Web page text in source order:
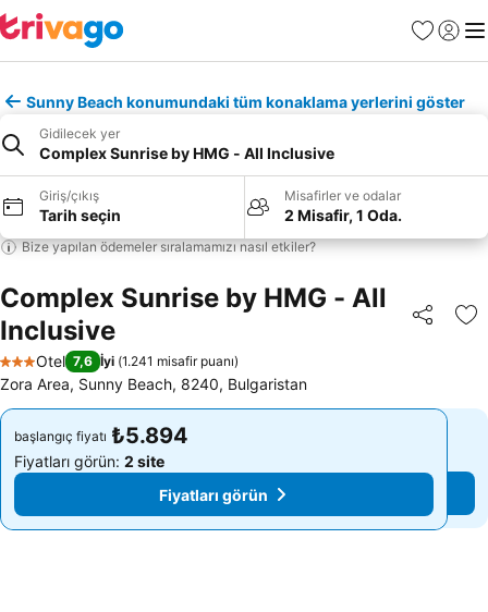
Favoriler
Giriş
Sunny Beach konumundaki tüm konaklama yerlerini göster
Gidilecek yer
Complex Sunrise by HMG - All Inclusive
Giriş/çıkış
Tarih seçin
Misafirler ve odalar
2 Misafir, 1 Oda.
Bize yapılan ödemeler sıralamamızı nasıl etkiler?
Complex Sunrise by HMG - All
Inclusive
Paylaş
3 Yıldız
Otel 7,6 İyi (1.241 misafir puanı)
Zora Area, Sunny Beach, 8240, Bulgaristan
başlangıç fiyatı ₺5.894
Fiyatları görün: 2 site
Fiyatları görün
başlangıç fiyatı ₺5.894
Fiyatları görün: 2 site
Fiyatları görün